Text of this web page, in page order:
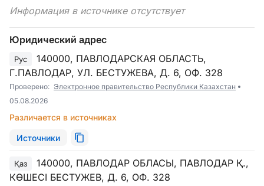
Информация в источнике отсутствует
Юридический адрес
Рус
140000, ПАВЛОДАРСКАЯ ОБЛАСТЬ,
Г.ПАВЛОДАР, УЛ. БЕСТУЖЕВА, Д. 6, ОФ. 328
Проверено: Электронное правительство Республики Казахстан
05.08.2026
Различается в источниках
Источники
Қаз
140000, ПАВЛОДАР ОБЛАСЫ, ПАВЛОДАР Қ.,
КӨШЕСІ БЕСТУЖЕВ, Д. 6, ОФ. 328